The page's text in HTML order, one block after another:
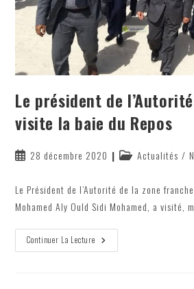
Le président de
visite la baie du Repos
Publication
28 décembre 2020
PostActualités /
Le Président de l’Autorité de la zone
Mohamed Aly Ould Sidi Mohamed, a visité,
Continuer La Lecture Le
Président